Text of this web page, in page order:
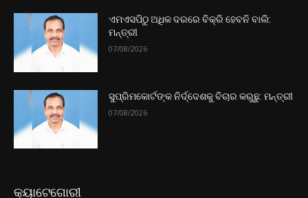
ଏମଏସପିଠୁ ଅଧିକ ଦରରେ ବିକ୍ରି ହେବନି ବାଲି:
ମନ୍ତ୍ରୀ
07/08/2026
ସୁପ୍ରିମକୋର୍ଟଙ୍କ ନିର୍ଦ୍ଦେଶକୁ ବିଚାର କରୁଛୁ: ମନ୍ତ୍ରୀ
07/08/2026
କ୍ୟାଟେଗୋରୀ